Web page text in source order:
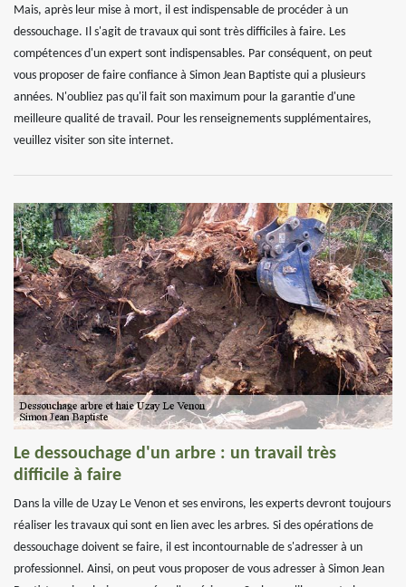
Mais, après leur mise à mort, il est indispensable de procéder à un
dessouchage. Il s'agit de travaux qui sont très difficiles à faire. Les
compétences d'un expert sont indispensables. Par conséquent, on peut
vous proposer de faire confiance à Simon Jean Baptiste qui a plusieurs
années. N'oubliez pas qu'il fait son maximum pour la garantie d'une
meilleure qualité de travail. Pour les renseignements supplémentaires,
veuillez visiter son site internet.
Le dessouchage d'un arbre : un travail très
difficile à faire
Dans la ville de Uzay Le Venon et ses environs, les experts devront toujours
réaliser les travaux qui sont en lien avec les arbres. Si des opérations de
dessouchage doivent se faire, il est incontournable de s'adresser à un
professionnel. Ainsi, on peut vous proposer de vous adresser à Simon Jean